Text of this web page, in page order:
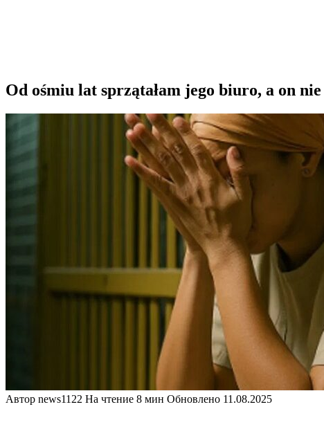
Od ośmiu lat sprzątałam jego biuro, a on
Автор news1122 На чтение 8 мин Обновлено 11.08.2025